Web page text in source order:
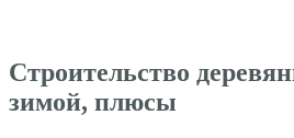
Строительство
зимой, плюсы